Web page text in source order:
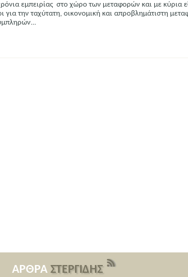
εμπειρίας στο χώρο των μεταφορών και με κύρια
για την ταχύτατη, οικονομική και απροβλημάτιστη
ΑΡΘΡΑ ΣΤΕΡΓΙΔΗΣ